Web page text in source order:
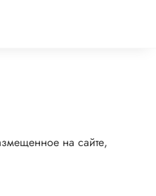
на сайте,